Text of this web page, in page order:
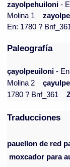
zayolpehuiloni-
Molina 1
En: 1780 ?
Paleografía
çayolpeuiloni -
Molina 2
1780 ? Bnf_361
Traducciones
pauellon de red
moxcador para